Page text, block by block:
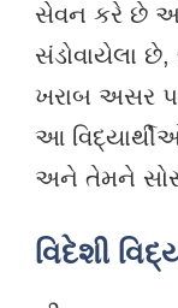
સેવન કરે છે
સંડોવાયેલા
ખરાબ અસર
આ
અને તેમને
વિદેશી